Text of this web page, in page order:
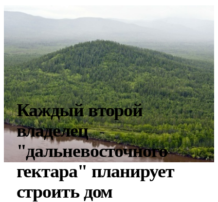
Каждый второй
владелец
"дальневосточного
гектара" планирует
строить дом